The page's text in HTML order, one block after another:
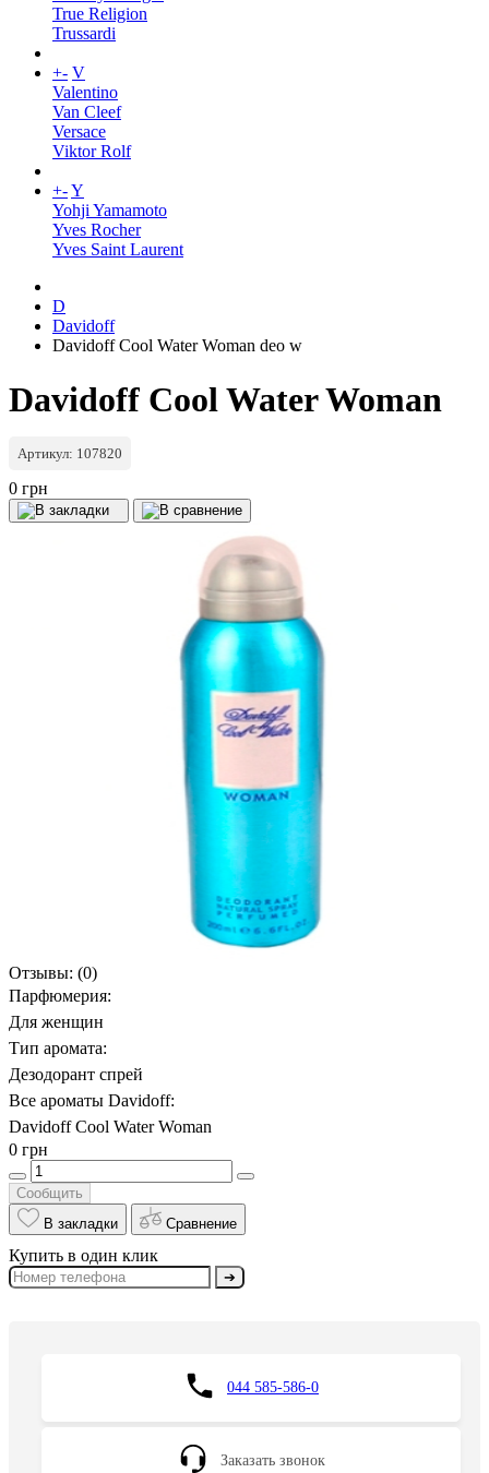
True Religion
Trussardi
+- V
Valentino
Van Cleef
Versace
Viktor Rolf
+-Y
Yohji Yamamoto
Yves Rocher
Yves Saint Laurent
D
Davidoff
Davidoff Cool Water Woman deo w
Davidoff Cool Water Woman
Артикул: 107820
0 грн
Отзывы: (0)
Парфюмерия:
Для женщин
Тип аромата:
Дезодорант спрей
Все ароматы Davidoff:
Davidoff Cool Water Woman
0 грн
Сообщить
В закладки
Сравнение
Купить в один клик
➔
044 585-586-0
Заказать звонок